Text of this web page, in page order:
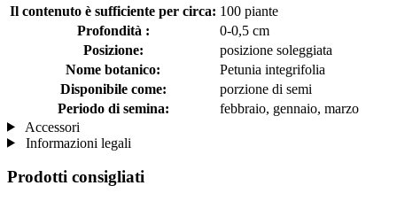
Il contenuto è sufficiente per circa: 100 piante
Profondità :
0-0,5 cm
Posizione:
posizione soleggiata
Nome botanico:
Petunia integrifolia
Disponibile come:
porzione di semi
Periodo di semina:
febbraio, gennaio, marzo
Accessori
Informazioni legali
Prodotti consigliati